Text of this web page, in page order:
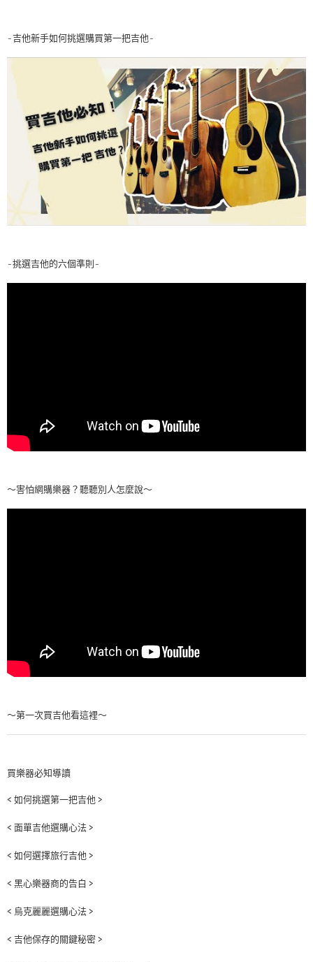
-吉他新手如何挑選購買第一把吉他-
-挑選吉他的六個準則-
～害怕網購樂器？聽聽別人怎麼說～
～第一次買吉他看這裡～
買樂器必知導讀
< 如何挑選第一把吉他 >
< 面單吉他選購心法 >
< 如何選擇旅行吉他 >
< 黑心樂器商的告白 >
< 烏克麗麗選購心法 >
< 吉他保存的關鍵秘密 >